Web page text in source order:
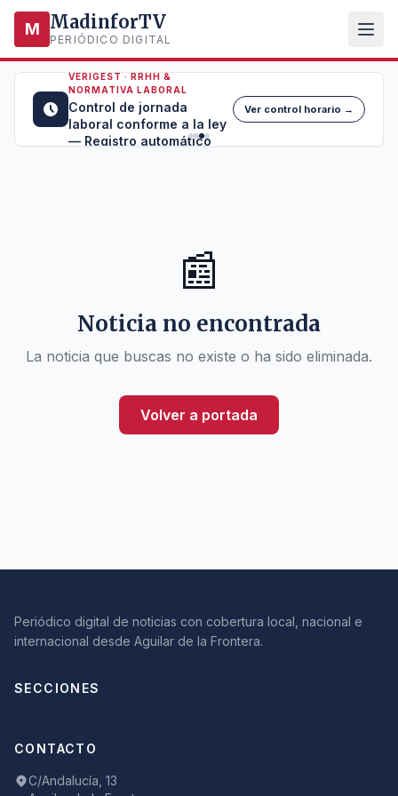
M MadinforTV
PERIÓDICO DIGITAL
VERIGEST · RRHH &
NORMATIVA LABORAL
Control de jornada
laboral conforme a la ley
— Registro automático
Ver control horario →
📰
Noticia no encontrada
La noticia que buscas no existe o ha sido eliminada.
Volver a portada
Periódico digital de noticias con cobertura local, nacional e
internacional desde Aguilar de la Frontera.
SECCIONES
CONTACTO
C/Andalucía, 13